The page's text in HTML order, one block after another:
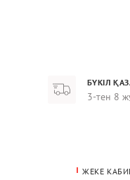
БҮКІЛ
3-тен 8
ЖЕКЕ